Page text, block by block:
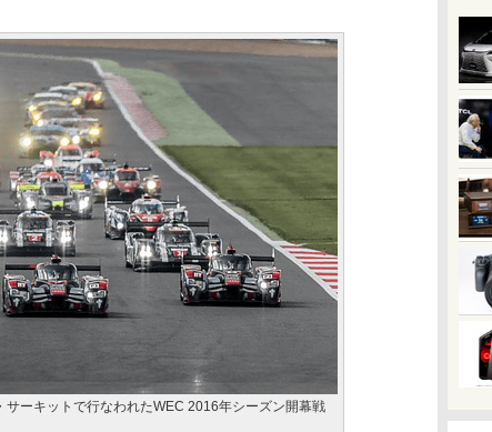
ーキットで行なわれたWEC 2016年シーズン開幕戦